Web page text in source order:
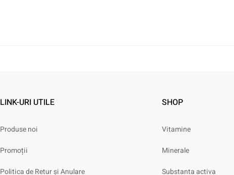
LINK-URI UTILE
Produse noi
Promoții
Politica de Retur și Anulare
SHOP
Vitamine
Minerale
Substanta activa